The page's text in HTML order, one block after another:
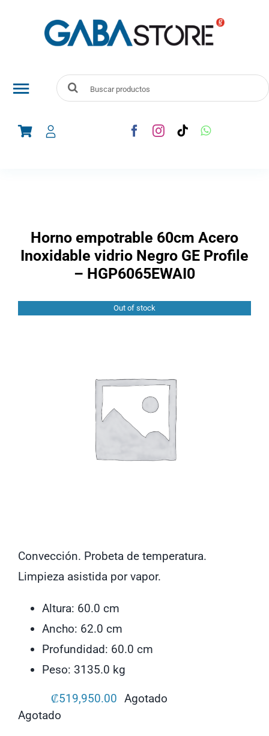
Toggle
Navigation
Electrodomesticos
Computadoras
Search
for:
Horno empotrable 60cm Acero
Inoxidable vidrio Negro GE Profile
– HGP6065EWAI0
Out of stock
Convección. Probeta de temperatura.
Limpieza asistida por vapor.
Altura: 60.0 cm
Ancho: 62.0 cm
Profundidad: 60.0 cm
Peso: 3135.0 kg
₡519,950.00 Agotado
Agotado